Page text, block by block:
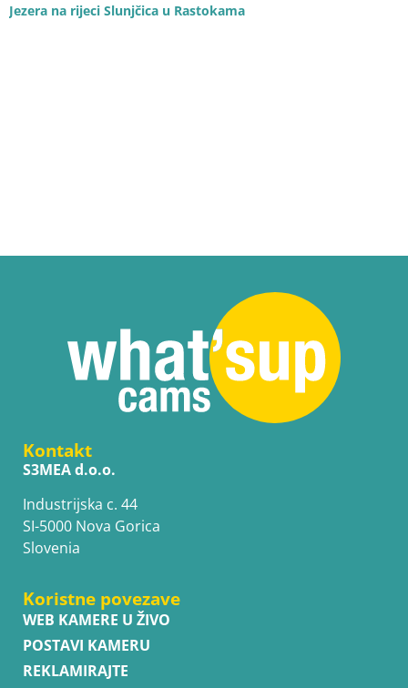
Jezera na rijeci Slunjčica u Rastokama
Kontakt
S3MEA d.o.o.
Industrijska c. 44
SI-5000 Nova Gorica
Slovenia
Koristne povezave
WEB KAMERE U ŽIVO
POSTAVI KAMERU
REKLAMIRAJTE